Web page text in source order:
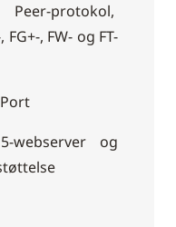
protokol,
, FW- og FT-
webserver og